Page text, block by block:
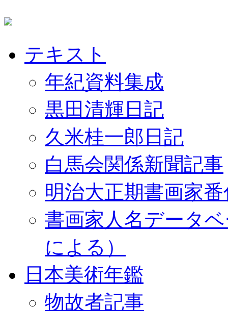
テキスト
年紀資料集成
黒田清輝日記
久米桂一郎日記
白馬会関係新聞記事
明治大正期書画家
書画家人名データ
による）
日本美術年鑑
物故者記事